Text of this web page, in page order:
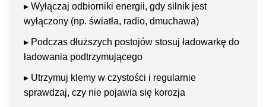
▸ Wyłączaj odbiorniki energii, gdy silnik jest
wyłączony (np. światła, radio, dmuchawa)
▸ Podczas dłuższych postojów stosuj ładowarkę do
ładowania podtrzymującego
▸ Utrzymuj klemy w czystości i regularnie
sprawdzaj, czy nie pojawia się korozja